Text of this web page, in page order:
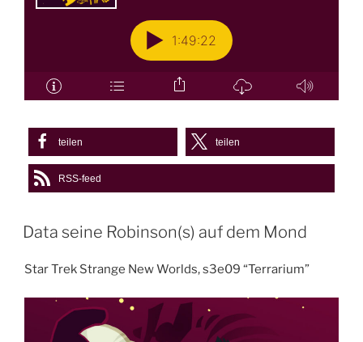
teilen teilen
RSS-feed
Data seine Robinson(s) auf dem Mond
Star Trek Strange New Worlds, s3e09 “Terrarium”